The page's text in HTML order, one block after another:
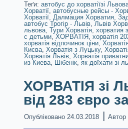
Теґи: автобус до хорватіїзі
Хорватії, автобусные рейсы -
Хорватії, Далмация Хорватия,
автобус Трогір - Львів, Львів
львова, Тури Хорватія, хорватия
с детьми, ХОРВАТІЯ , хорватія
хорватія відпочинок ціни,
Києва, Хорватія з Луцьку,
Хорватія Львів, Хорватія
из Киева, Шібенік, як доїхати зі
ХОРВАТІЯ зі
від 283 євро
Опубліковано 24.03.2018 | Автор